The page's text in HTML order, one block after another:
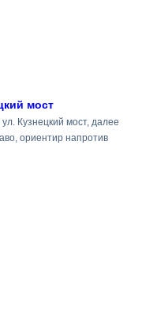
мост
Кузнецкий мост, далее
ориентир напротив